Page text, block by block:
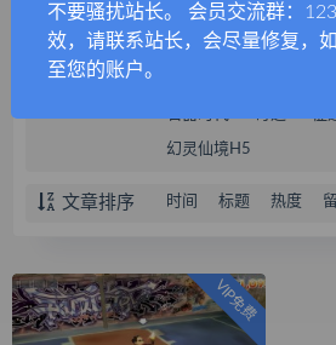
万灵山海之境 无名杀
飞车 天道情缘
幻灵仙境H5
文章排序 时间 标题 热度
VIP免费
不要骚扰站长。 会员交流群：
效，请联系站长，会尽量修复，
至您的账户。